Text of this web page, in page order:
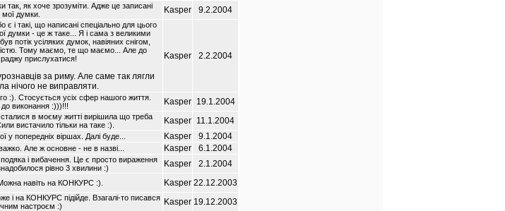
так, як хоче зрозумiти. Адже це записанi
думки.
Kasper 9.2.2004
є i такi, що написанi спецiально для цього
думки - це ж таке... Я i сама з великими
потiк усiляких думок, навiяних снiгом,
Тому маємо, те що маємо... Але до
прислухатися!
за риму. Але саме так лягли
нiчого не виправляти.
Kasper 2.2.2004
:). Стосується усiх сфер нашого життя.
виконання :)))!!!
Kasper 19.1.2004
в моєму життi вирiшила що треба
вистачило тiльки на таке :).
Kasper 11.1.2004
у попереднiх вiршах. Далi буде... Kasper
9.1.2004
Але ж основне - не в назвi... Kasper
6.1.2004
i вибачення. Це є просто вираження
рiвно 3 хвилини :)
Kasper
2.1.2004
навiть на КОНКУРС :). Kasper 22.12.2003
i на КОНКУРС пiдiйде. Взагалi-то писався
настроєм :)
Kasper 19.12.2003